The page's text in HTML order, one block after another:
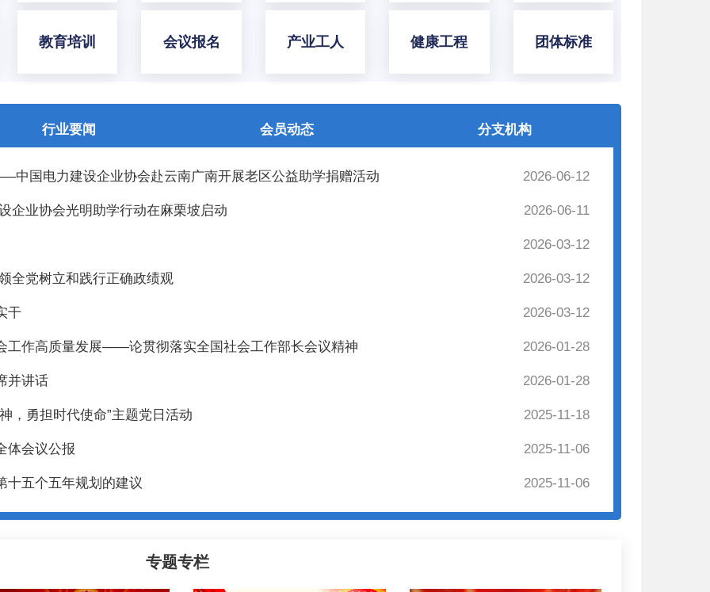
教育培训 会议报名 产业工人 健康工程 团体标准
行业要闻 会员动态 分支机构
国电力建设企业协会赴云南广南开展老区公益助学捐赠活动 2026-06-12
业协会光明助学行动在麻栗坡启动 2026-06-11
2026-03-12
全党树立和践行正确政绩观 2026-03-12
干 2026-03-12
工作高质量发展——论贯彻落实全国社会工作部长会议精神 2026-01-28
并讲话 2026-01-28
，勇担时代使命”主题党日活动 2025-11-18
体会议公报 2025-11-06
十五个五年规划的建议 2025-11-06
专题专栏